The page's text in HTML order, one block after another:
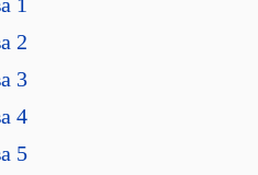
2
3
4
5